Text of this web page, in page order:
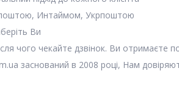
Интаймом, Укрпоштою
Ви
чого чекайте дзвінок. Ви отримаєте
заснований в 2008 році, Нам